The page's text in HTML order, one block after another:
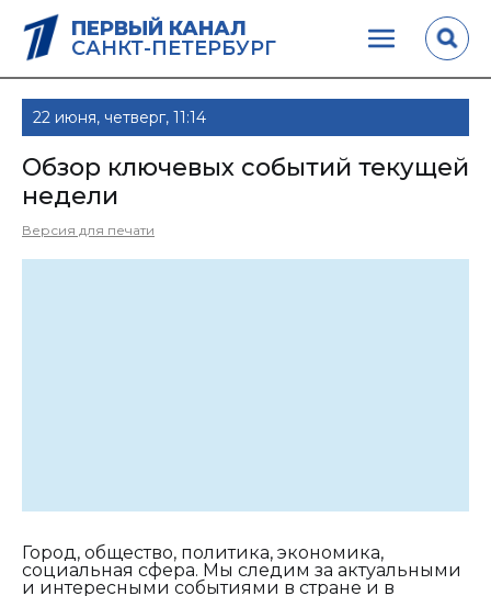
ПЕРВЫЙ КАНАЛ
САНКТ-ПЕТЕРБУРГ
22 июня, четверг, 11:14
Обзор ключевых событий текущей
недели
Версия для печати
Город, общество, политика, экономика,
социальная сфера. Мы следим за актуальными
и интересными событиями в стране и в